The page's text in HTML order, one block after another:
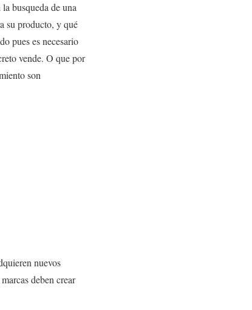
busqueda de una
su producto, y qué
pues es necesario
vende. O que por
son
nuevos
deben crear